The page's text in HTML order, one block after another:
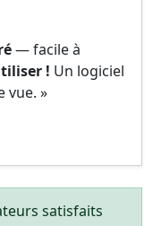
— facile à
! Un logiciel
vue. »
satisfaits